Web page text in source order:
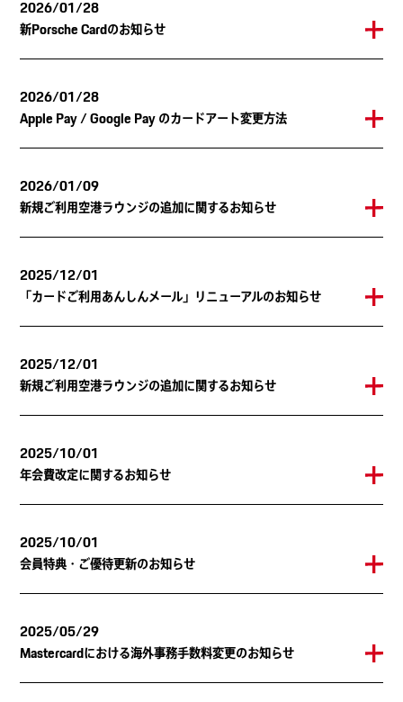
2026/01/28
新Porsche Cardのお知らせ
2026/01/28
Apple Pay / Google Pay のカードアート変更方法
2026/01/09
新規ご利用空港ラウンジの追加に関するお知らせ
2025/12/01
「カードご利用あんしんメール」リニューアルのお知らせ
2025/12/01
新規ご利用空港ラウンジの追加に関するお知らせ
2025/10/01
年会費改定に関するお知らせ
2025/10/01
会員特典・ご優待更新のお知らせ
2025/05/29
Mastercardにおける海外事務手数料変更のお知らせ